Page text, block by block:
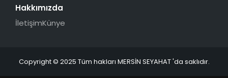
Hakkımızda
İletişimKünye
Copyright © 2025 Tüm hakları MERSİN SEYAHAT 'da saklıdır.